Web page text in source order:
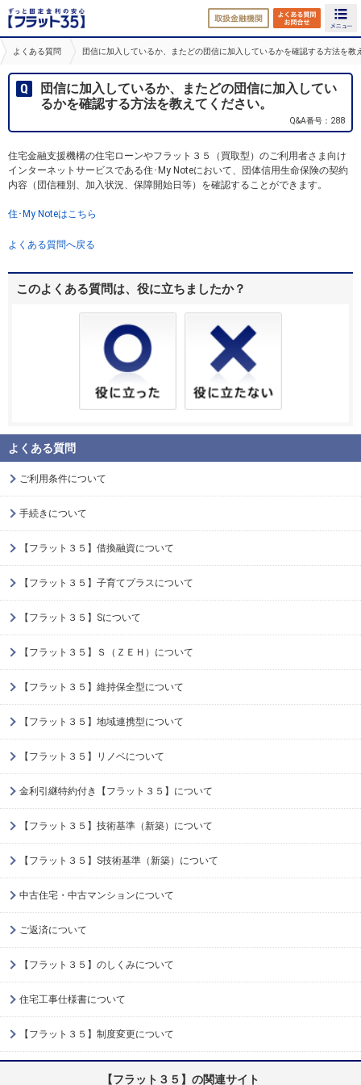
取扱金融機関 よくあ
よくある質問 団信に加入しているか、またどの団信に加入しているかを確認する方法を教
団信に加入しているか、またどの団信に加入してい
るかを確認する方法を教えてください。
Q&A番号：288
住宅金融支援機構の住宅ローンやフラット３５（買取型）のご利用者さま向け
インターネットサービスである住･My Noteにおいて、団体信用生命保険の契約
内容（団信種別、加入状況、保障開始日等）を確認することができます。
住･My Noteはこちら
よくある質問へ戻る
このよくある質問は、役に立ちましたか？
よくある質問
ご利用条件について
手続きについて
【フラット３５】借換融資について
【フラット３５】子育てプラスについて
【フラット３５】Sについて
【フラット３５】Ｓ（ＺＥＨ）について
【フラット３５】維持保全型について
【フラット３５】地域連携型について
【フラット３５】リノベについて
金利引継特約付き【フラット３５】について
【フラット３５】技術基準（新築）について
【フラット３５】S技術基準（新築）について
中古住宅・中古マンションについて
ご返済について
【フラット３５】のしくみについて
住宅工事仕様書について
【フラット３５】制度変更について
【フラット３５】の関連サイト